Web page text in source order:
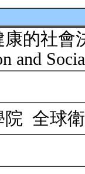
的社會
and
院 全球